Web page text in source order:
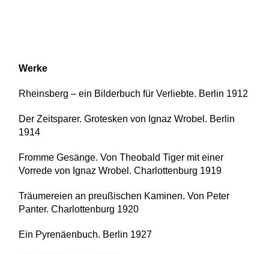
Werke
Rheinsberg – ein Bilderbuch für Verliebte. Berlin 1912
Der Zeitsparer. Grotesken von Ignaz Wrobel. Berlin
1914
Fromme Gesänge. Von Theobald Tiger mit einer
Vorrede von Ignaz Wrobel. Charlottenburg 1919
Träumereien an preußischen Kaminen. Von Peter
Panter. Charlottenburg 1920
Ein Pyrenäenbuch. Berlin 1927